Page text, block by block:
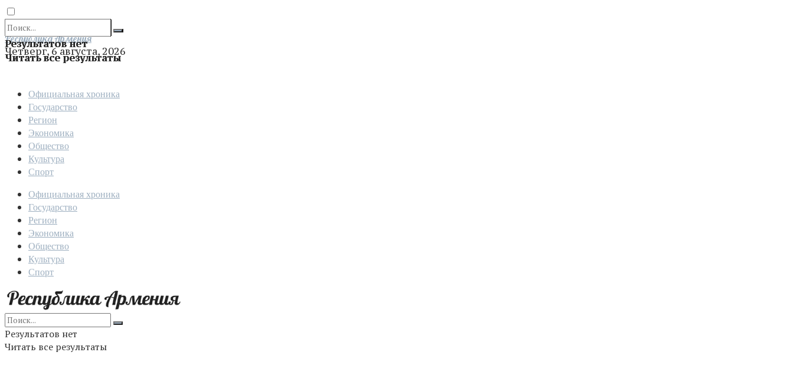
Результатов нет
Читать все результаты
Отправить
Республика Армения
Четверг, 6 августа, 2026
Официальная хроника
Государство
Регион
Экономика
Общество
Культура
Спорт
Официальная хроника
Государство
Регион
Экономика
Общество
Культура
Спорт
Результатов нет
Читать все результаты